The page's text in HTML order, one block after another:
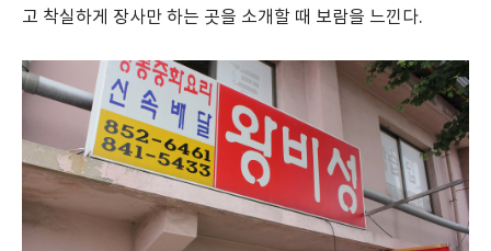
고 착실하게 장사만 하는 곳을 소개할 때 보람을 느낀다.